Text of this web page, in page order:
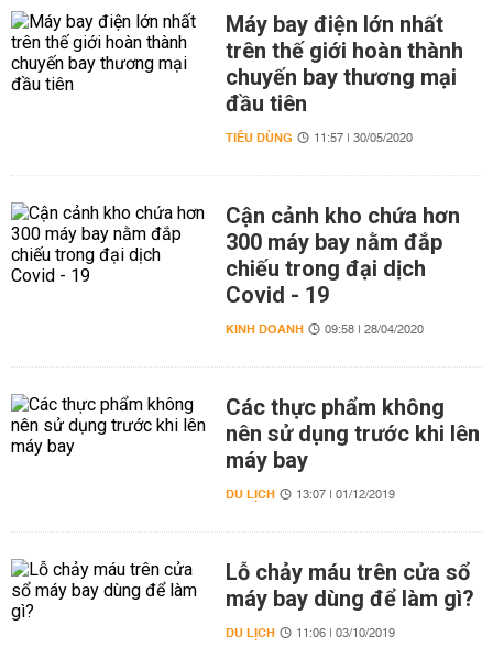
Máy bay điện lớn nhất
trên thế giới hoàn thành
chuyến bay thương mại
đầu tiên
TIÊU DÙNG 11:57 | 30/05/2020
Cận cảnh kho chứa hơn
300 máy bay nằm đắp
chiếu trong đại dịch
Covid - 19
KINH DOANH 09:58 | 28/04/2020
Các thực phẩm không
nên sử dụng trước khi lên
máy bay
DU LỊCH 13:07 | 01/12/2019
Lỗ chảy máu trên cửa sổ
máy bay dùng để làm gì?
DU LỊCH 11:06 | 03/10/2019